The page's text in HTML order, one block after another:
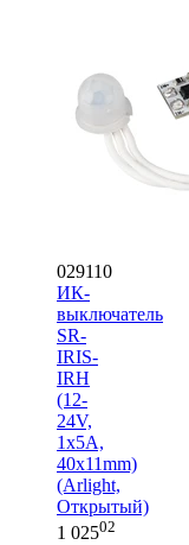
029110
ИК-
выключатель
SR-
IRIS-
IRH
(12-
24V,
1x5A,
40x11mm)
(Arlight,
Открытый)
1 02502